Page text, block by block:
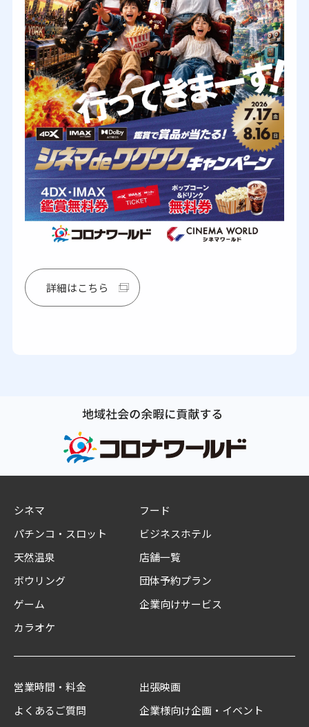
詳細はこちら
シネマ
パチンコ・スロット
天然温泉
ボウリング
ゲーム
カラオケ
フード
ビジネスホテル
店舗一覧
団体予約プラン
企業向けサービス
営業時間・料金
よくあるご質問
出張映画
企業様向け企画・イベント